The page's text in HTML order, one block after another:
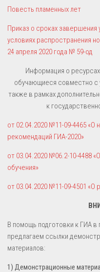
Повесть пламенных лет
Приказ о сроках завершения
условиях распространения
24 апреля 2020 года № 59-од
Информация о
обучающиеся совместно с
также в рамках
к
от 02.04.2020 №11-09-4465 «О
рекомендаций ГИА-2020»
от 03.04.2020 №06.2-10-4488 «
обучения»
от 03.04.2020 №11-09-4501 «О
В помощь подготовки к ГИА в
предлагаем ссылки
материалов:
1) Демонстрационные